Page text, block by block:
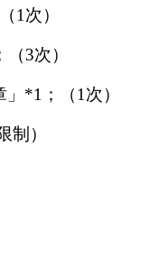
1次）
3次）
*1；（1次）
制）